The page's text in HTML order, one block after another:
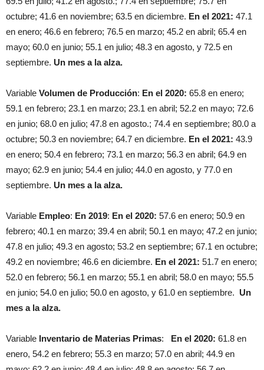
octubre; 41.6 en noviembre; 63.5 en diciembre. En el 2021: 47.1
en enero; 46.6 en febrero; 76.5 en marzo; 45.2 en abril; 65.4 en
mayo; 60.0 en junio; 55.1 en julio; 48.3 en agosto, y 72.5 en
septiembre. Un mes a la alza.
Variable Volumen de Producción: En el 2020: 65.8 en enero;
59.1 en febrero; 23.1 en marzo; 23.1 en abril; 52.2 en mayo; 72.6
en junio; 68.0 en julio; 47.8 en agosto.; 74.4 en septiembre; 80.0 a
octubre; 50.3 en noviembre; 64.7 en diciembre. En el 2021: 43.9
en enero; 50.4 en febrero; 73.1 en marzo; 56.3 en abril; 64.9 en
mayo; 62.9 en junio; 54.4 en julio; 44.0 en agosto, y 77.0 en
septiembre. Un mes a la alza.
Variable Empleo: En 2019: En el 2020: 57.6 en enero; 50.9 en
febrero; 40.1 en marzo; 39.4 en abril; 50.1 en mayo; 47.2 en junio;
47.8 en julio; 49.3 en agosto; 53.2 en septiembre; 67.1 en octubre;
49.2 en noviembre; 46.6 en diciembre. En el 2021: 51.7 en enero;
52.0 en febrero; 56.1 en marzo; 55.1 en abril; 58.0 en mayo; 55.5
en junio; 54.0 en julio; 50.0 en agosto, y 61.0 en septiembre. Un
mes a la alza.
Variable Inventario de Materias Primas: En el 2020: 61.8 en
enero, 54.2 en febrero; 55.3 en marzo; 57.0 en abril; 44.9 en